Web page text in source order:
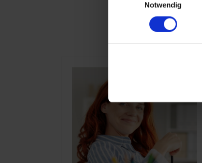
Notwendig